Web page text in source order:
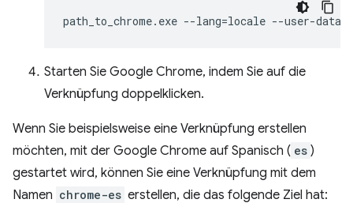
Starten Sie Google Chrome, indem Sie auf die
Verknüpfung doppelklicken.
Wenn Sie beispielsweise eine Verknüpfung erstellen
möchten, mit der Google Chrome auf Spanisch ( es )
gestartet wird, können Sie eine Verknüpfung mit dem
Namen chrome-es erstellen, die das folgende Ziel hat: